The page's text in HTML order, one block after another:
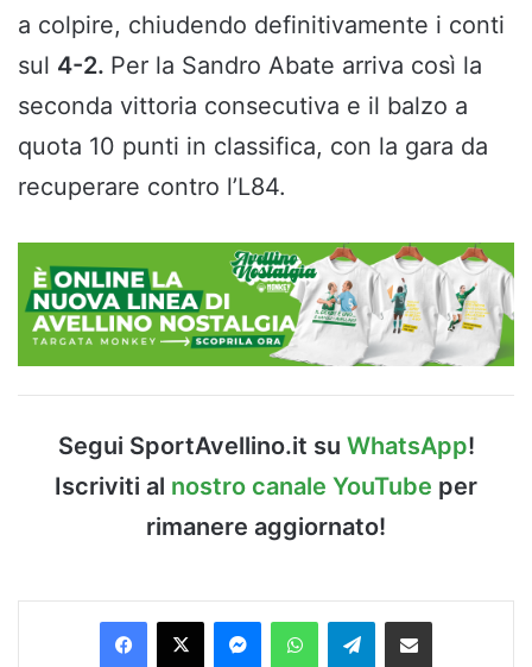
a colpire, chiudendo definitivamente i conti
sul 4-2. Per la Sandro Abate arriva così la
seconda vittoria consecutiva e il balzo a
quota 10 punti in classifica, con la gara da
recuperare contro l’L84.
Segui SportAvellino.it su WhatsApp!
Iscriviti al nostro canale YouTube per
rimanere aggiornato!
Facebook
X MessengerWhatsAppTelegramCondividi via Email